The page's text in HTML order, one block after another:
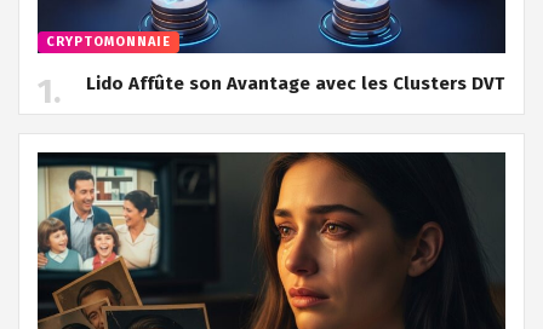
CRYPTOMONNAIE
Lido Affûte son Avantage avec les Clusters DVT